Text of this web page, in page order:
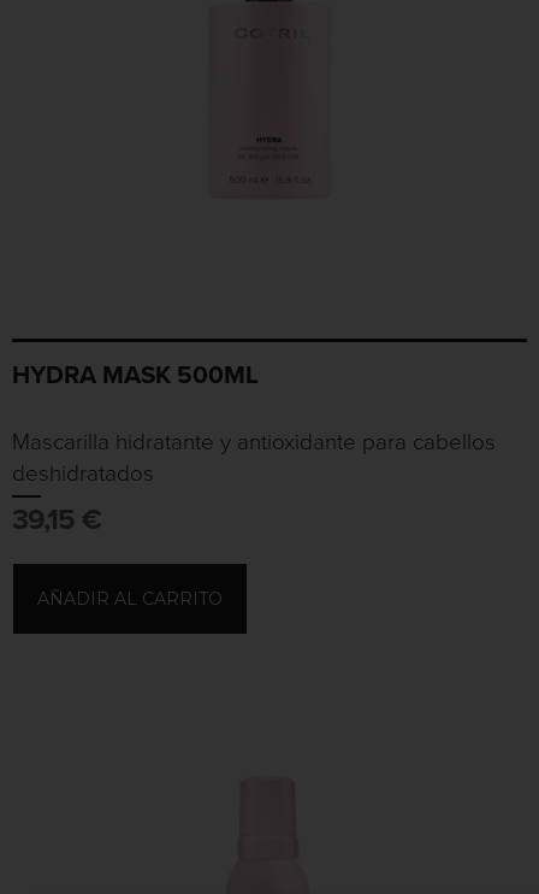
HYDRA MASK 500ML
Mascarilla hidratante y antioxidante para cabellos
deshidratados
39,15 €
AÑADIR AL CARRITO